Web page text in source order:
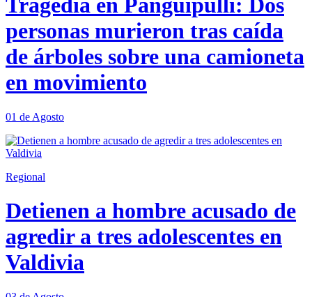
personas murieron tras caída
de árboles sobre una camioneta
en movimiento
01 de Agosto
Regional
Detienen a hombre acusado de
agredir a tres adolescentes en
Valdivia